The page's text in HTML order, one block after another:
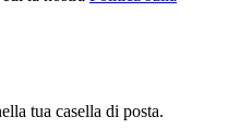
tua casella di posta.